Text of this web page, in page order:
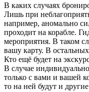
В каких случаях
Лишь при
например, аномально
проходит на корабле.
мероприятия. В таком
вашу карту. В
Кто ещё будет на
В случае
только с вами и вашей
то на ней будут и